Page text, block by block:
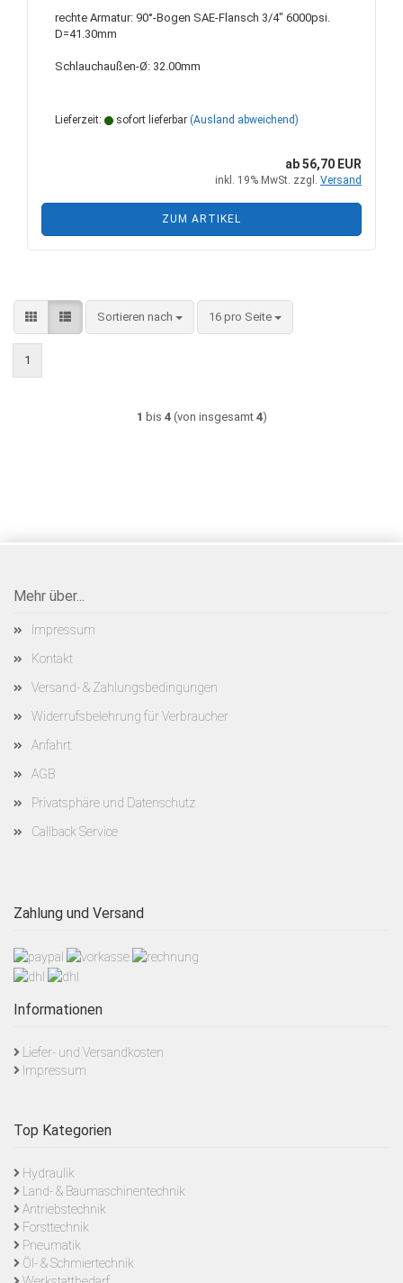
rechte Armatur: 90°-Bogen SAE-Flansch 3/4" 6000psi.
D=41.30mm
Schlauchaußen-Ø: 32.00mm
Lieferzeit: sofort lieferbar (Ausland abweichend)
ab 56,70 EUR
inkl. 19% MwSt. zzgl. Versand
ZUM ARTIKEL
Sortieren nach
Sortieren nach 16 pro Seite
pro Seite
1
1 bis 4(von insgesamt 4)
Mehr über...
Impressum
Kontakt
Versand- & Zahlungsbedingungen
Widerrufsbelehrung für Verbraucher
Anfahrt
AGB
Privatsphäre und Datenschutz
Callback Service
Zahlung und Versand
Informationen
Liefer- und Versandkosten
Impressum
Top Kategorien
Hydraulik
Land- & Baumaschinentechnik
Antriebstechnik
Forsttechnik
Pneumatik
Öl- & Schmiertechnik